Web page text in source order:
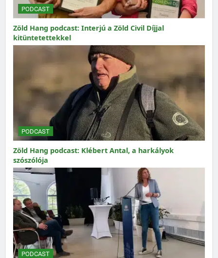
PODCAST
Zöld Hang podcast: Interjú a Zöld Civil Díjjal
kitüntetettekkel
PODCAST
Zöld Hang podcast: Klébert Antal, a harkályok
szószólója
PODCAST